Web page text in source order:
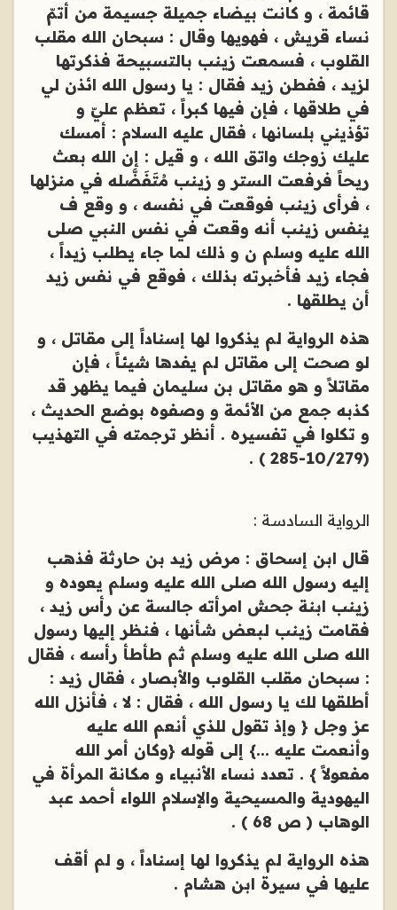
قائمة ، و كانت بيضاء جميلة جسيمة من أتمّ
نساء قريش ، فهويها وقال : سبحان الله مقلب
القلوب ، فسمعت زينب بالتسبيحة فذكرتها
لزيد ، ففطن زيد فقال : يا رسول الله ائذن لي
في طلاقها ، فإن فيها كبراً ، تعظم عليّ و
تؤذيني بلسانها ، فقال عليه السلام : أمسك
عليك زوجك واتق الله ، و قيل : إن الله بعث
ريحاً فرفعت الستر و زينب مُتَفَضَّله في منزلها
، فرأى زينب فوقعت في نفسه ، و وقع ف
ينفس زينب أنه وقعت في نفس النبي صلى
الله عليه وسلم ن و ذلك لما جاء يطلب زيداً ،
فجاء زيد فأخبرته بذلك ، فوقع في نفس زيد
أن يطلقها .
هذه الرواية لم يذكروا لها إسناداً إلى مقاتل ، و
لو صحت إلى مقاتل لم يفدها شيئاً ، فإن
مقاتلاً و هو مقاتل بن سليمان فيما يظهر قد
كذبه جمع من الأئمة و وصفوه بوضع الحديث ،
و تكلوا في تفسيره . أنظر ترجمته في التهذيب
(10/279-285 ) .
الرواية السادسة :
قال ابن إسحاق : مرض زيد بن حارثة فذهب
إليه رسول الله صلى الله عليه وسلم يعوده و
زينب ابنة جحش امرأته جالسة عن رأس زيد ،
فقامت زينب لبعض شأنها ، فنظر إليها رسول
الله صلى الله عليه وسلم ثم طأطأ رأسه ، فقال
: سبحان مقلب القلوب والأبصار ، فقال زيد :
أطلقها لك يا رسول الله ، فقال : لا ، فأنزل الله
عز وجل { وإذ تقول للذي أنعم الله عليه
وأنعمت عليه ...} إلى قوله {وكان أمر الله
مفعولاً } . تعدد نساء الأنبياء و مكانة المرأة في
اليهودية والمسيحية والإسلام اللواء أحمد عبد
الوهاب ( ص 68 ) .
هذه الرواية لم يذكروا لها إسناداً ، و لم أقف
عليها في سيرة ابن هشام .